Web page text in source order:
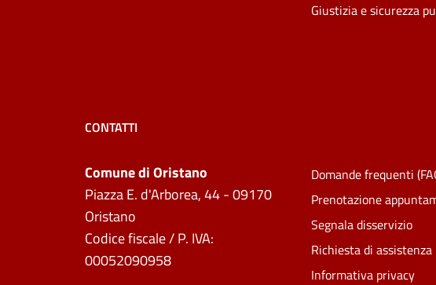
Giustizia e sicurezza
CONTATTI
Comune di Oristano
Piazza E. d'Arborea, 44 - 09170
Oristano
Codice fiscale / P. IVA:
00052090958
Domande frequenti
Prenotazione
Segnala disservizio
Richiesta di assistenza
Informativa privacy